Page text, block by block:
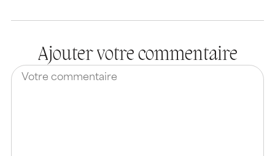
Ajouter votre commentaire